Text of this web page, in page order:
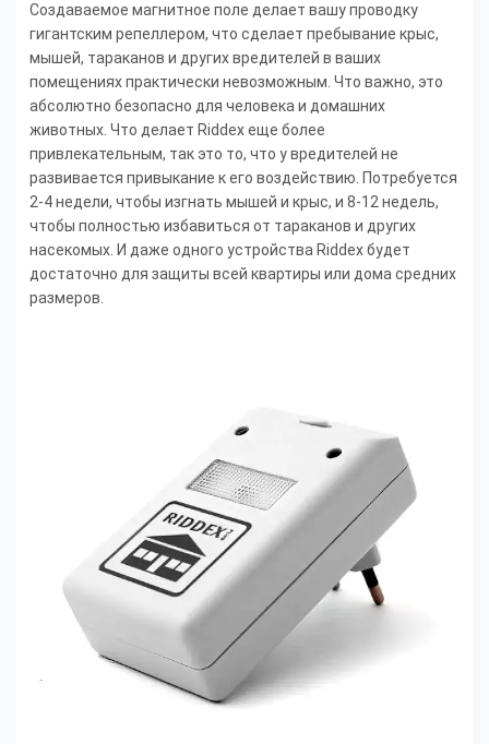
Создаваемое магнитное поле делает вашу проводку
гигантским репеллером, что сделает пребывание крыс,
мышей, тараканов и других вредителей в ваших
помещениях практически невозможным. Что важно, это
абсолютно безопасно для человека и домашних
животных. Что делает Riddex еще более
привлекательным, так это то, что у вредителей не
развивается привыкание к его воздействию. Потребуется
2-4 недели, чтобы изгнать мышей и крыс, и 8-12 недель,
чтобы полностью избавиться от тараканов и других
насекомых. И даже одного устройства Riddex будет
достаточно для защиты всей квартиры или дома средних
размеров.